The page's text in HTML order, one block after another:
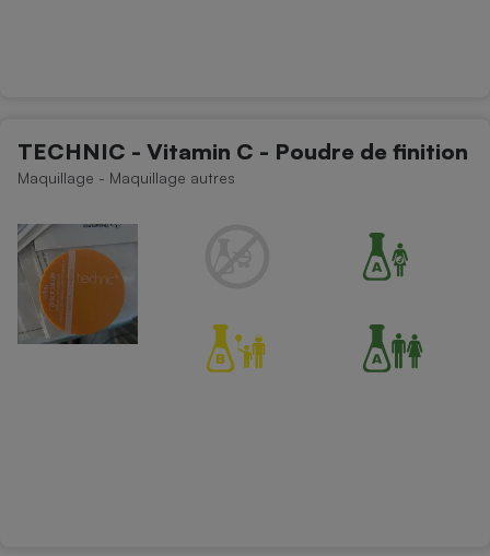
TECHNIC - Vitamin C - Poudre de finition
Maquillage - Maquillage autres